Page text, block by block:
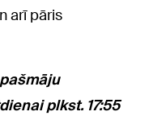
arī pāris
plkst. 17:55